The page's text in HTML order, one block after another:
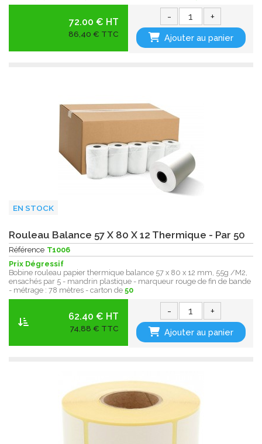
72.00 € HT
86,40 € TTC
- +
Ajouter au panier
EN STOCK
Rouleau Balance 57 X 80 X 12 Thermique - Par 50
Référence T1006
Prix Dégressif
Bobine rouleau papier thermique balance 57 x 80 x 12 mm, 55g /M2,
ensachés par 5 - mandrin plastique - marqueur rouge de fin de bande
- métrage : 78 mètres - carton de 50
62.40 € HT
74,88 € TTC
- +
Ajouter au panier